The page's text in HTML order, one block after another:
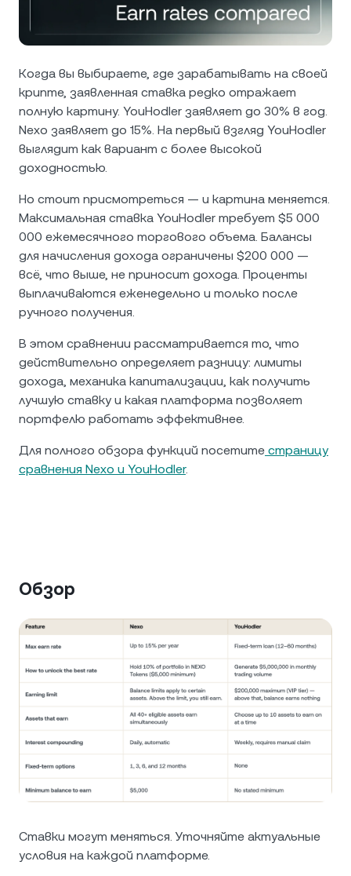
Futures
Nexo Card
Премиальное обслуживание
Программа лояльности
Tether USDT 0,02 %
USD Coin USDC
Polkadot DOT 1,17 %
XRP
Solana SOL 1,78 %
EURC
Новости и аналитика
Академия капитала
Когда вы выбираете, где зарабатывать на своей
крипте, заявленная ставка редко отражает
полную картину. YouHodler заявляет до 30% в год.
Nexo заявляет до 15%. На первый взгляд YouHodler
выглядит как вариант с более высокой
доходностью.
Но стоит присмотреться — и картина меняется.
Максимальная ставка YouHodler требует $5 000
000 ежемесячного торгового объема. Балансы
для начисления дохода ограничены $200 000 —
всё, что выше, не приносит дохода. Проценты
выплачиваются еженедельно и только после
ручного получения.
В этом сравнении рассматривается то, что
действительно определяет разницу: лимиты
дохода, механика капитализации, как получить
лучшую ставку и какая платформа позволяет
портфелю работать эффективнее.
Для полного обзора функций посетите страницу
сравнения Nexo и YouHodler.
Обзор
Ставки могут меняться. Уточняйте актуальные
условия на каждой платформе.